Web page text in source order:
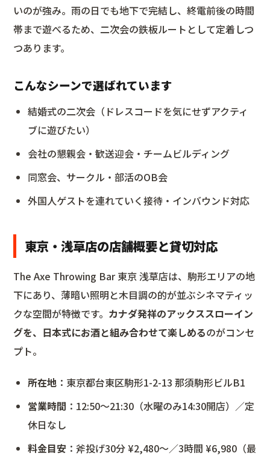
いのが強み。雨の日でも地下で完結し、終電前後の時間
帯まで遊べるため、二次会の鉄板ルートとして定着しつ
つあります。
こんなシーンで選ばれています
結婚式の二次会（ドレスコードを気にせずアクティ
ブに遊びたい）
会社の懇親会・歓送迎会・チームビルディング
同窓会、サークル・部活のOB会
外国人ゲストを連れていく接待・インバウンド対応
東京・浅草店の店舗概要と貸切対応
The Axe Throwing Bar 東京 浅草店は、駒形エリアの地
下にあり、薄暗い照明と木目調の的が並ぶシネマティッ
クな空間が特徴です。 カナダ発祥のアックススローイン
グを、日本式にお酒と組み合わせて楽しめるのがコンセ
プト。
所在地 ：東京都台東区駒形1-2-13 那須駒形ビルB1
営業時間 ：12:50〜21:30（水曜のみ14:30開店）／定
休日なし
料金目安 ：斧投げ30分 ¥2,480〜／3時間 ¥6,980（最